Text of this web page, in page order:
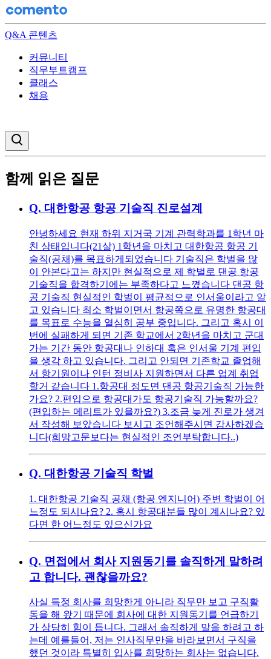
Q&A 콘텐츠
커뮤니티
직무부트캠프
클래스
채용
함께 읽은 질문
Q. 대한항공 항공 기술직 진로설계
안녕하세요 현재 하위 지거국 기계 관력학과를 1학년 마
친 상태입니다(21살) 1학년을 마치고 대한항공 항공 기
술직(공채)를 목표하게되었습니다 기술직은 학벌을 많
이 안본다고는 하지만 현실적으로 제 학벌로 댄공 항공
기술직을 합격하기에는 부족하다고 느꼈습니다 댄공 항
공 기술직 현실적인 학벌이 평균적으로 인서울이라고 알
고 있습니다 최소 학벌이면서 항공쪽으로 유명한 항공대
를 목표로 수능을 열심히 공부 중입니다. 그리고 혹시 이
번에 실패하게 되면 기존 학교에서 2학년을 마치고 군대
가는 기간 동안 항공대나 인하대 혹은 인서울 기계 편입
을 생각 하고 있습니다. 그리고 안되면 기존학교 졸업해
서 항기원이나 인턴 정비사 지원하면서 다른 업계 취업
할거 같습니다 1.항공대 정도면 댄공 항공기술직 가능한
가요? 2.편입으로 항공대가도 항공기술직 가능할까요?
(편입하는 메리트가 있을까요?) 3.조금 늦게 진로가 생겨
서 작성해 보았습니다 보시고 조언해주시면 감사하겠습
니다(희망고문보다는 현실적인 조언부탁합니다..)
Q. 대한항공 기술직 학벌
1. 대한항공 기술직 공채 (항공 엔지니어) 주변 학벌이 어
느정도 되시나요? 2. 혹시 항공대분들 많이 계시나요? 있
다면 한 어느정도 있으신가요
Q. 면접에서 회사 지원동기를 솔직하게 말하려
고 합니다. 괜찮을까요?
사실 특정 회사를 희망한게 아니라 직무만 보고 구직활
동을 해 왔기 때문에 회사에 대한 지원동기를 언급하기
가 상당히 힘이 듭니다. 그래서 솔직하게 말을 하려고 하
는데 예를들어, 저는 인사직무만을 바라보면서 구직을
했던 것이라 특별히 입사를 희망하는 회사는 없습니다.